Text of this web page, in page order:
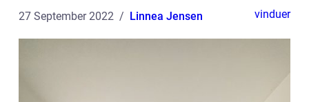
27 September 2022 Linnea Jensen vinduer